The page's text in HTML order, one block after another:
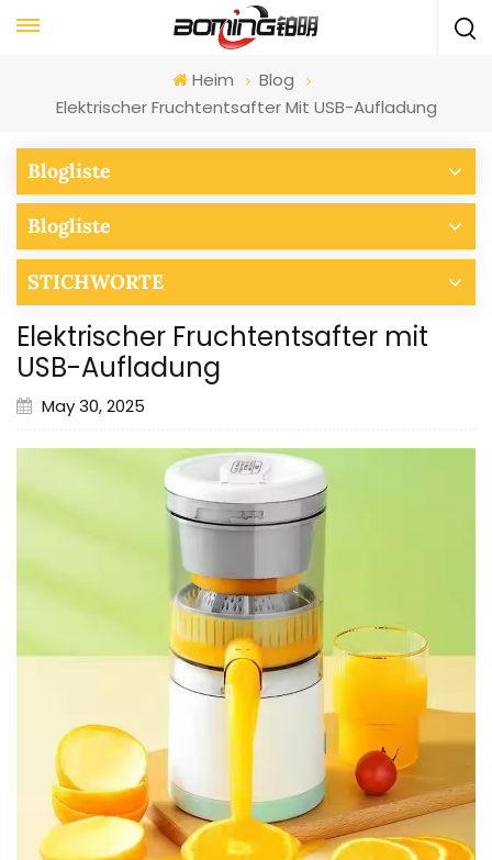
Heim
Blog
Elektrischer Fruchtentsafter Mit USB-Aufladung
Blogliste
Blogliste
STICHWORTE
Elektrischer Fruchtentsafter mit
USB-Aufladung
May 30, 2025